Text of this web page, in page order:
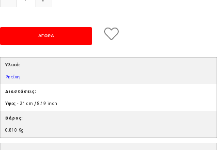
Υλικό:
Ρητίνη
Διαστάσεις:
Υψος - 21 cm / 8.19 inch
Βάρος:
0.810 Kg